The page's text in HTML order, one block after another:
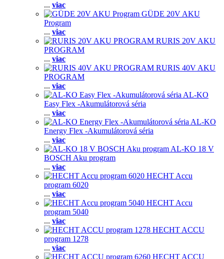
... viac
GÜDE 20V AKU
Program
... viac
RURIS 20V AKU
PROGRAM
... viac
RURIS 40V AKU
PROGRAM
... viac
AL-KO
Easy Flex -Akumulátorová séria
... viac
AL-KO
Energy Flex -Akumulátorová séria
... viac
AL-KO 18 V
BOSCH Aku program
... viac
HECHT Accu
program 6020
... viac
HECHT Accu
program 5040
... viac
HECHT ACCU
program 1278
... viac
HECHT ACCU